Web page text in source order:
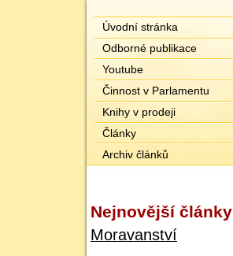
Úvodní stránka
Odborné publikace
Youtube
Činnost v Parlamentu
Knihy v prodeji
Články
Archiv článků
Nejnovější články
Moravanství